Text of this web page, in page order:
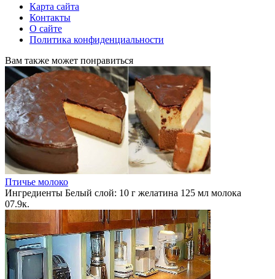
Карта сайта
Контакты
О сайте
Политика конфиденциальности
Вам также может понравиться
Птичье молоко
Ингредиенты Белый слой: 10 г желатина 125 мл молока
07.9к.